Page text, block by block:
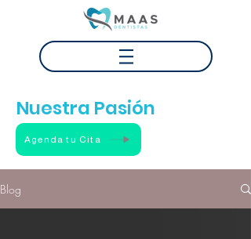
Nuestra Pasión
Agenda tu Cita
Blog